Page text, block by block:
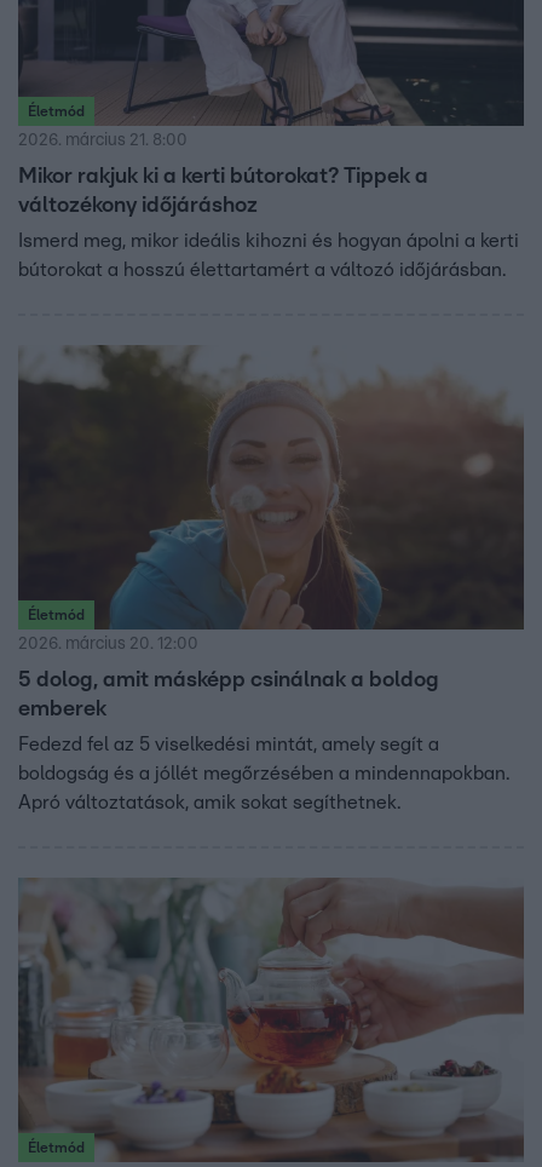
Életmód
2026. március 21. 8:00
Mikor rakjuk ki a kerti bútorokat? Tippek a
változékony időjáráshoz
Ismerd meg, mikor ideális kihozni és hogyan ápolni a kerti
bútorokat a hosszú élettartamért a változó időjárásban.
Életmód
2026. március 20. 12:00
5 dolog, amit másképp csinálnak a boldog
emberek
Fedezd fel az 5 viselkedési mintát, amely segít a
boldogság és a jóllét megőrzésében a mindennapokban.
Apró változtatások, amik sokat segíthetnek.
Életmód